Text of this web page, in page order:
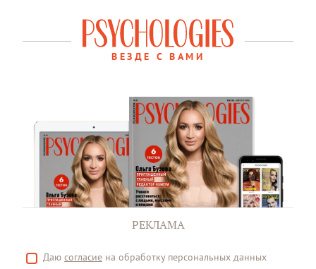
ВЕЗДЕ С ВАМИ
РЕКЛАМА
Даю согласие на обработку персональных данных